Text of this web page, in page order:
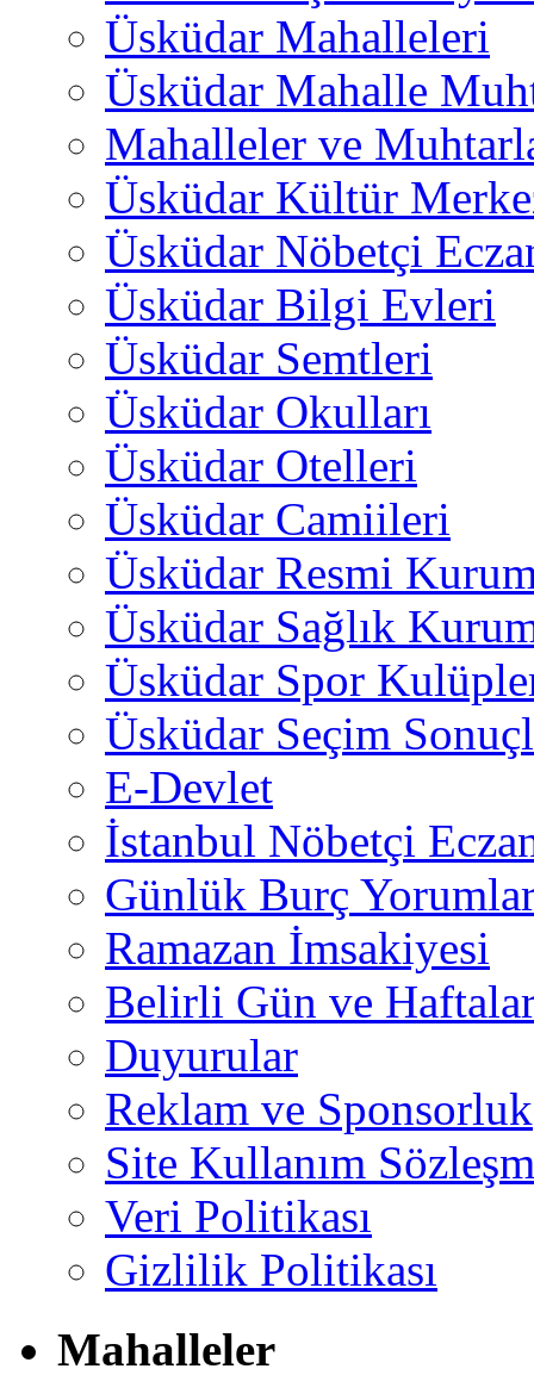
Üsküdar Mahalleleri
Üsküdar Mahalle
Mahalleler ve
Üsküdar Kültür
Üsküdar Nöbetçi
Üsküdar Bilgi Evleri
Üsküdar Semtleri
Üsküdar Okulları
Üsküdar Otelleri
Üsküdar Camiileri
Üsküdar Resmi
Üsküdar Sağlık
Üsküdar Spor
Üsküdar Seçim
E-Devlet
İstanbul Nöbetçi
Günlük Burç
Ramazan İmsakiyesi
Belirli Gün ve
Duyurular
Reklam ve Sponsorluk
Site Kullanım
Veri Politikası
Gizlilik Politikası
Mahalleler